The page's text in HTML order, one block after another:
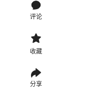
评论
收藏
分享